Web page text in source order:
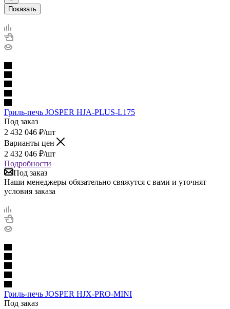
Показать
Гриль-печь JOSPER HJA-PLUS-L175
Под заказ
2 432 046 ₽/шт
Варианты цен
2 432 046 ₽/шт
Подробности
Под заказ
Наши менеджеры обязательно свяжутся с вами и уточнят
условия заказа
Гриль-печь JOSPER HJX-PRO-MINI
Под заказ